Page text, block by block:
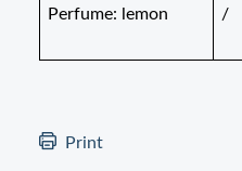
Perfume: lemon /
Print